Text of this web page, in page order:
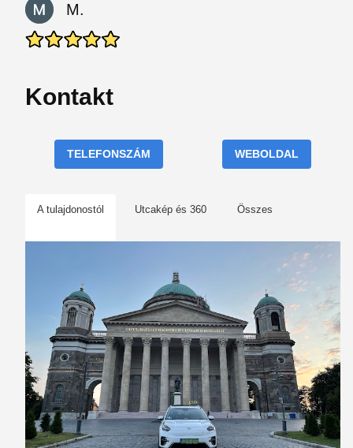
M.
Kontakt
TELEFONSZÁM WEBOLDAL
A tulajdonostól Utcakép és 360 Összes